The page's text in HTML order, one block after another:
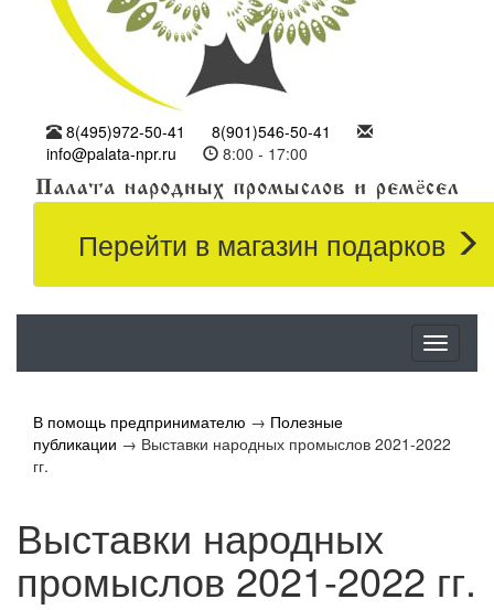
8(495)972-50-41
8(901)546-50-41
info@palata-npr.ru
8:00 - 17:00
Перейти в магазин подарков
Меню
В помощь предпринимателю → Полезные
публикации → Выставки народных промыслов 2021-2022
гг.
Выставки народных
промыслов 2021-2022 гг.